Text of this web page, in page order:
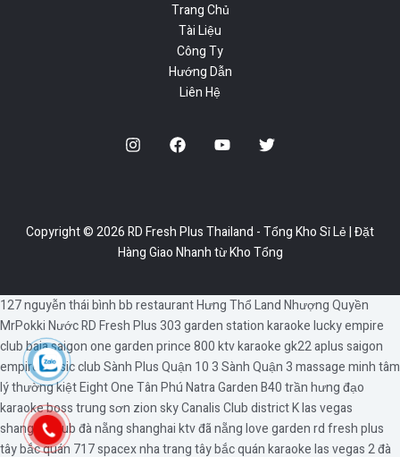
Trang Chủ
Tài Liệu
Công Ty
Hướng Dẫn
Liên Hệ
Copyright © 2026 RD Fresh Plus Thailand - Tổng Kho Sỉ Lẻ | Đặt
Hàng Giao Nhanh từ Kho Tổng
127 nguyễn thái bìnhbb restaurantHưng Thổ LandNhượng Quyền
MrPokkiNước RD Fresh Plus303 garden stationkaraoke luckyempire
clubbaia saigonone gardenprince 800 ktvkaraoke gk22aplus saigon
empire music clubSành Plus Quận 103 Sành Quận 3massage minh tâm
lý thường kiệtEight One Tân PhúNatra GardenB40 trần hưng đạo
karaoke boss trung sơn zion skyCanalis Clubdistrict Klas vegas
shanghai club đà nẵngshanghai ktv đã nẵnglove gardenrd fresh plus
tây bắc quán 717 spacex nha trangtây bắc quánkaraoke las vegas 2 đà